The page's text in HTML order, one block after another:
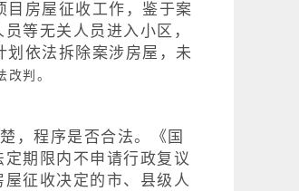
房屋征收工作，鉴于案
等无关人员进入小区，
依法拆除案涉房屋，未
判。
，程序是否合法。《国
期限内不申请行政复议
征收决定的市、县级人